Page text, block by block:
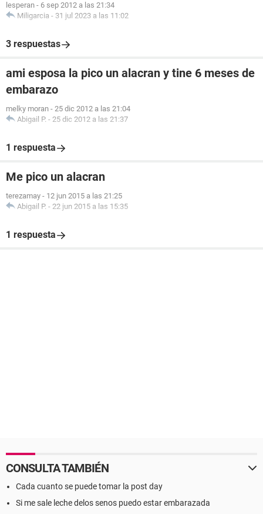
lesperan - 6 sep 2012 a las 21:34
Miligarcia - 31 jul 2023 a las 11:02
3 respuestas
ami esposa la pico un alacran y tine 6 meses de
embarazo
melky moran - 25 dic 2012 a las 21:04
Abigail P. - 25 dic 2012 a las 21:37
1 respuesta
Me pico un alacran
terezamay - 12 jun 2015 a las 21:25
Abigail P. - 22 jun 2015 a las 15:35
1 respuesta
CONSULTA TAMBIÉN
Cada cuanto se puede tomar la post day
Si me sale leche delos senos puedo estar embarazada